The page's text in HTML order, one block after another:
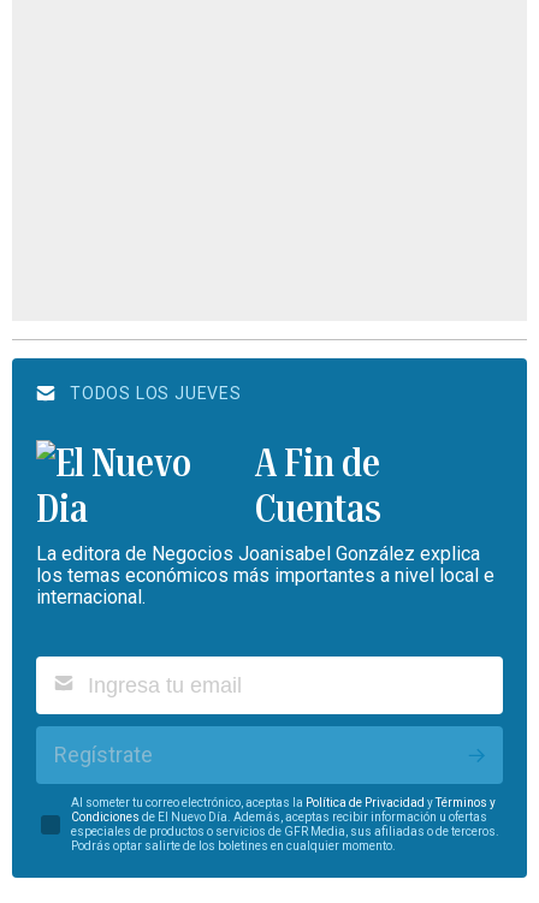
TODOS LOS JUEVES
A Fin de
Cuentas
La editora de Negocios Joanisabel González explica
los temas económicos más importantes a nivel local e
internacional.
Regístrate
Al someter tu correo electrónico, aceptas la Política de Privacidad yTérminos y
Condiciones de El Nuevo Día. Además, aceptas recibir información u ofertas
especiales de productos o servicios de GFR Media, sus afiliadas o de terceros.
Podrás optar salirte de los boletines en cualquier momento.